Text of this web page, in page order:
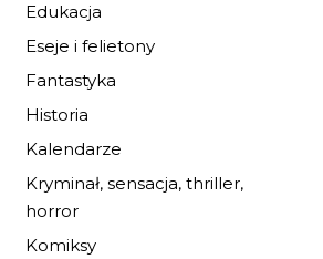
Edukacja
Eseje i felietony
Fantastyka
Historia
Kalendarze
Kryminał, sensacja, thriller,
horror
Komiksy